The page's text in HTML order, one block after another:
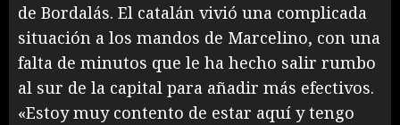
de Bordalás. El catalán vivió una complicada
situación a los mandos de Marcelino, con una
falta de minutos que le ha hecho salir rumbo
al sur de la capital para añadir más efectivos.
«Estoy muy contento de estar aquí y tengo